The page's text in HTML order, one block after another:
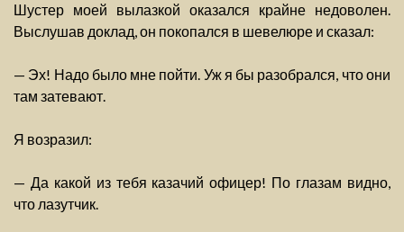
Шустер моей вылазкой оказался крайне недоволен.
Выслушав доклад, он покопался в шевелюре и сказал:
— Эх! Надо было мне пойти. Уж я бы разобрался, что они
там затевают.
Я возразил:
— Да какой из тебя казачий офицер! По глазам видно,
что лазутчик.